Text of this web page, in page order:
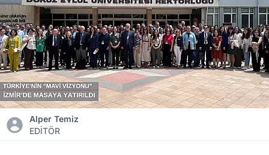
Alper Temiz
EDİTÖR